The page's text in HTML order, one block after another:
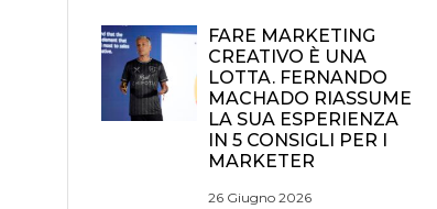
FARE MARKETING
CREATIVO È UNA
LOTTA. FERNANDO
MACHADO RIASSUME
LA SUA ESPERIENZA
IN 5 CONSIGLI PER I
MARKETER
26 Giugno 2026